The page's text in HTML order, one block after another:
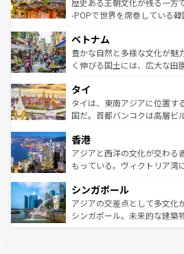
い。オーストラリアの多彩な
参照してほしい。
驚きをもたらしてくれる。ま
容にもいいと評判のスイーツ
が味わえる。 なお、新着
照してほしい。
歴史ある王朝文化が残る一方
-POPで世界を席巻している
き、地方に足を延ばせば四季
できる。そして、キムチや焼
まで、さまざまな韓国料理が
リティに包まれながら、韓国
わってみてほし
覧を参照してほしい。
ベトナム
豊かな自然と多様な文化が魅
く伸びる国土には、広大な田
急速な発展と共に伝統が息づ
ーチミン市のフランス統治時
醸し出している。また、バラ
とつ。フォーやバインミー、
ひ現地で味わいたい。どの地
が旅行者を迎えてくれるので
参照してほしい。
タイ
タイは、東南アジアに位置す
国だ。首都バンコクは高層ビ
の活気が交差している。北部
帯で自然と触れ合い、南部で
いビーチでリゾート気分を楽
激する。気候は一年中温暖で
が待っている。親しみやすい
た文化、そして多様な観光資
香港
アジアと西洋の文化が交わる
もっている。ヴィクトリア湾
み、どこを訪れても感動する
ており、効率よく見どころを
うな絶景から文化的な体験ま
シンガポール
アジアの交差点として多文化
シンガポール。未来的な建築